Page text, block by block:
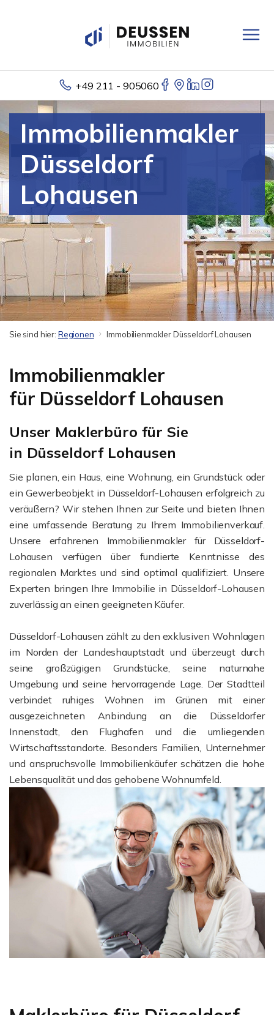
+49 211 - 905060
Immobilienmakler
Düsseldorf
Lohausen
Sie sind hier: Regionen Immobilienmakler Düsseldorf Lohausen
Immobilienmakler
für Düsseldorf Lohausen
Unser Maklerbüro für Sie
in Düsseldorf Lohausen
Sie planen, ein Haus, eine Wohnung, ein Grundstück oder
ein Gewerbeobjekt in Düsseldorf-Lohausen erfolgreich zu
veräußern? Wir stehen Ihnen zur Seite und bieten Ihnen
eine umfassende Beratung zu Ihrem Immobilienverkauf.
Unsere erfahrenen Immobilienmakler für Düsseldorf-
Lohausen verfügen über fundierte Kenntnisse des
regionalen Marktes und sind optimal qualifiziert. Unsere
Experten bringen Ihre Immobilie in Düsseldorf-Lohausen
zuverlässig an einen geeigneten Käufer.
Düsseldorf-Lohausen zählt zu den exklusiven Wohnlagen
im Norden der Landeshauptstadt und überzeugt durch
seine großzügigen Grundstücke, seine naturnahe
Umgebung und seine hervorragende Lage. Der Stadtteil
verbindet ruhiges Wohnen im Grünen mit einer
ausgezeichneten Anbindung an die Düsseldorfer
Innenstadt, den Flughafen und die umliegenden
Wirtschaftsstandorte. Besonders Familien, Unternehmer
und anspruchsvolle Immobilienkäufer schätzen die hohe
Lebensqualität und das gehobene Wohnumfeld.